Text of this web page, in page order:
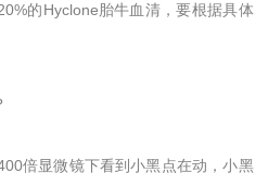
的 Hyclone胎牛血清，要根据具体
倍显微镜下看到小黑点在动，小黑